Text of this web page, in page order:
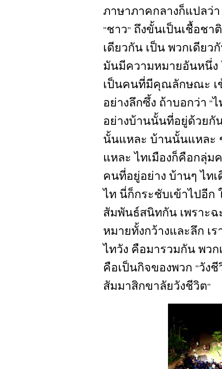
ภาษาภาคกลางก็แปลว่
"ชาว" ถึงขั้นเป็นเชื้อชา
เดียวกัน เป็น พวกเดีย
มันมีความหมายอันหนึ่ง
เป็นคนที่มีคุณลักษณะ เ
อย่างลึกซึ้ง ถ้าบอกว่า "ไ
อย่างบ้านนั้นที่อยู่ด้วยกั
นั้นแหละ บ้านนั้นแหละ
แหละ ไทเมืองก็คือกลุ่ม
คนที่อยู่อย่าง บ้านๆ ไท
ไท นี่ก็กระชับเข้าไปอี
สัมพันธ์สนิทกัน เพราะ
หมายทั้งกว้างและลึก เ
ไทวัง คือมารวมกัน พว
คือเป็นกิจของพวก "วังชี
สัมมาสิกขาลัยวังชีวิต"